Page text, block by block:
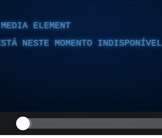
ELEMENT
NESTE MOMENTO INDISPONÍVEL